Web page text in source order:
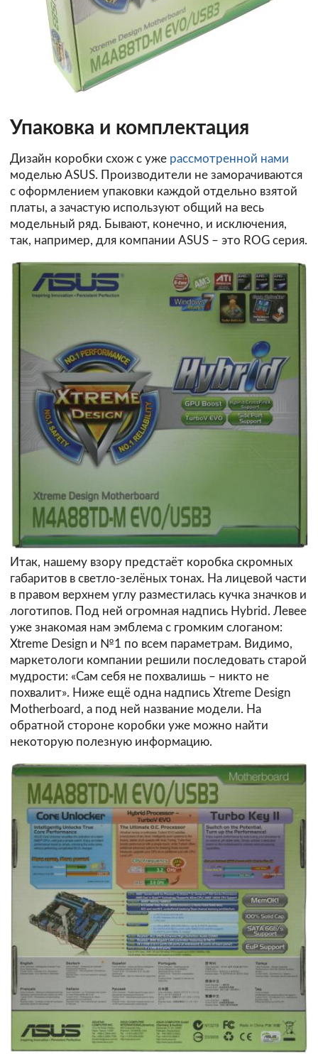
Упаковка и комплектация
Дизайн коробки схож с уже рассмотренной нами
моделью ASUS. Производители не заморачиваются
с оформлением упаковки каждой отдельно взятой
платы, а зачастую используют общий на весь
модельный ряд. Бывают, конечно, и исключения,
так, например, для компании ASUS – это ROG серия.
Итак, нашему взору предстаёт коробка скромных
габаритов в светло-зелёных тонах. На лицевой части
в правом верхнем углу разместилась кучка значков и
логотипов. Под ней огромная надпись Hybrid. Левее
уже знакомая нам эмблема с громким слоганом:
Xtreme Design и №1 по всем параметрам. Видимо,
маркетологи компании решили последовать старой
мудрости: «Сам себя не похвалишь – никто не
похвалит». Ниже ещё одна надпись Xtreme Design
Motherboard, а под ней название модели. На
обратной стороне коробки уже можно найти
некоторую полезную информацию.